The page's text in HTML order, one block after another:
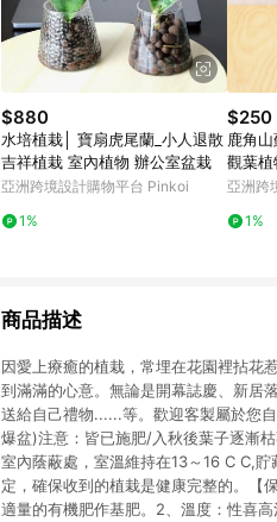
$880
水培植栽│ 寶扇虎尾蘭_小人退散
吉祥植栽 室內植物 辦公室盆栽
亞洲跨境設計購物平台 Pinkoi
1%
$250
鹿角
亞洲跨
1%
商品描述
因愛上療癒的植栽，常埋在花園裡拈花
到滿滿的心意。無論是開幕誌慶、新居
送給自己禮物......等。歡迎客製屬於您
爆盆)注意：皆已施肥/入秋後葉子逐漸
室內蔭蔽處，室溫維持在13～16 C C,
定，確保收到的植栽是健康完整的。【
適量的有機肥作基肥。2、溫度：性喜